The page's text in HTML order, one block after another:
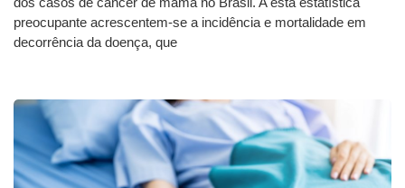
preocupante acrescentem-se a incidência e mortalidade em
decorrência da doença, que